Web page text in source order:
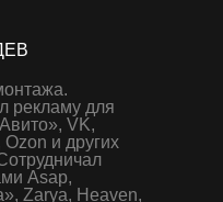
рекламу для
VK,
и других
Asap,
Zarya, Heaven,